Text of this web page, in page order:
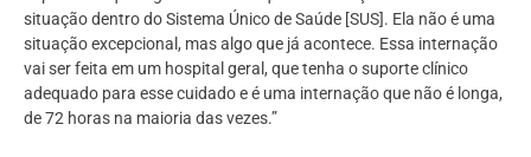
situação dentro do Sistema Único de Saúde [SUS]. Ela não é uma
situação excepcional, mas algo que já acontece. Essa internação
vai ser feita em um hospital geral, que tenha o suporte clínico
adequado para esse cuidado e é uma internação que não é longa,
de 72 horas na maioria das vezes.”